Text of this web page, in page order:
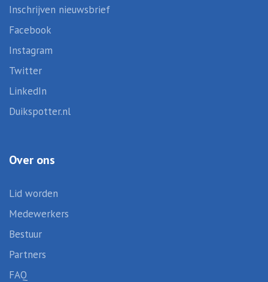
Inschrijven nieuwsbrief
Facebook
Instagram
Twitter
LinkedIn
Duikspotter.nl
Over ons
Lid worden
Medewerkers
Bestuur
Partners
FAQ